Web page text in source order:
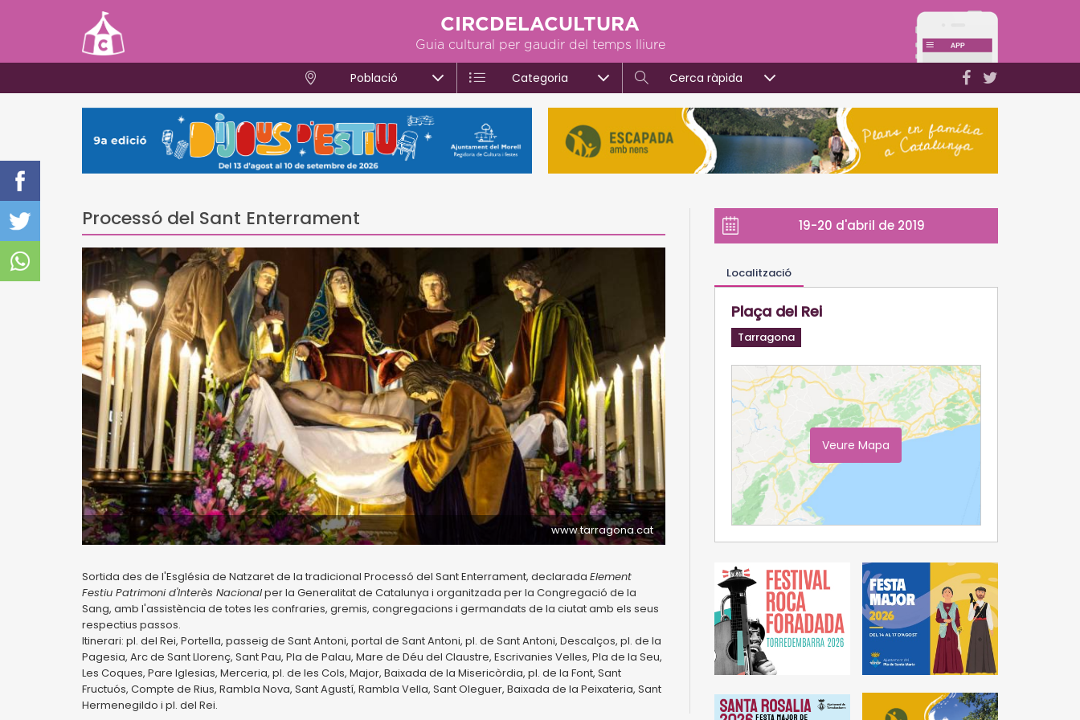
CIRCDELACULTURA
Guia cultural per gaudir del temps lliure
Població Categoria Cerca ràpida
Processó del Sant Enterrament
www.tarragona.cat
Sortida des de l'Església de Natzaret de la tradicional Processó del Sant Enterrament, declarada Element
Festiu Patrimoni d'Interès Nacionalper la Generalitat de Catalunya i organitzada per la Congregació de la
Sang, amb l'assistència de totes les confraries, gremis, congregacions i germandats de la ciutat amb els seus
respectius passos.
Itinerari: pl. del Rei, Portella, passeig de Sant Antoni, portal de Sant Antoni, pl. de Sant Antoni, Descalços, pl. de la
Pagesia, Arc de Sant Llorenç, Sant Pau, Pla de Palau, Mare de Déu del Claustre, Escrivanies Velles, Pla de la Seu,
Les Coques, Pare Iglesias, Merceria, pl. de les Cols, Major, Baixada de la Misericòrdia, pl. de la Font, Sant
Fructuós, Compte de Rius, Rambla Nova, Sant Agustí, Rambla Vella, Sant Oleguer, Baixada de la Peixateria, Sant
Hermenegildo i pl. del Rei.
19-20 d'abril de 2019
Localització
Plaça del Rei
Tarragona
Veure Mapa